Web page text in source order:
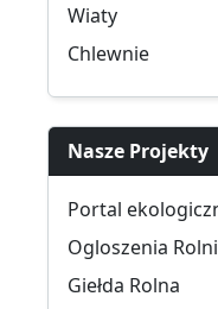
Wiaty
Chlewnie
Nasze Projekty
Portal
Ogloszenia
Giełda Rolna